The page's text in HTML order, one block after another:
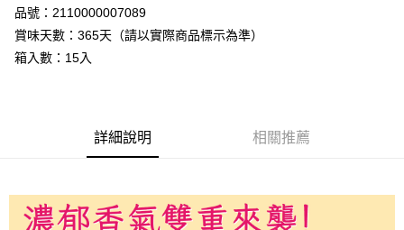
相關說明
【關於「AFTEE先享後付」】
AFTEE先享後付是「在收到商品之後才付款」的支付方式。 讓您購物簡單
便利好安心！
【「AFTEE先享後付」結帳流程】
２．訂單成立數日內，您將收到繳費通知簡訊。
３．收到繳費通知簡訊後14天內，點擊此簡訊中的連結，可透過四大超商／
運送方式
品號：2110000007089
賞味天數：365天（請以實際商品標示為準）
箱入數：15入
詳細說明 相關推薦